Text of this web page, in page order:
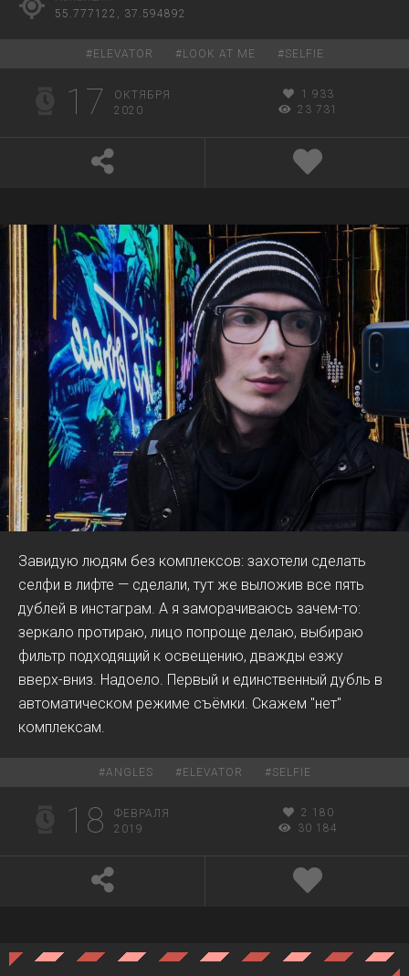
55.777122, 37.594892
#ELEVATOR #LOOK AT ME #SELFIE
17
ОКТЯБРЯ
2020
1 933
23 731
Завидую людям без комплексов: захотели сделать
селфи в лифте — сделали, тут же выложив все пять
дублей в инстаграм. А я заморачиваюсь зачем-то:
зеркало протираю, лицо попроще делаю, выбираю
фильтр подходящий к освещению, дважды езжу
вверх-вниз. Надоело. Первый и единственный дубль в
автоматическом режиме съёмки. Скажем "нет"
комплексам.
#ANGLES #ELEVATOR #SELFIE
18
ФЕВРАЛЯ
2019
2 180
30 184